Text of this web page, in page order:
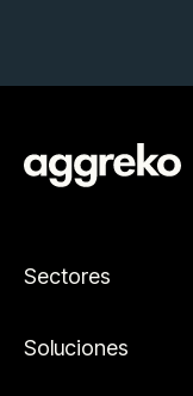
Sectores
Soluciones